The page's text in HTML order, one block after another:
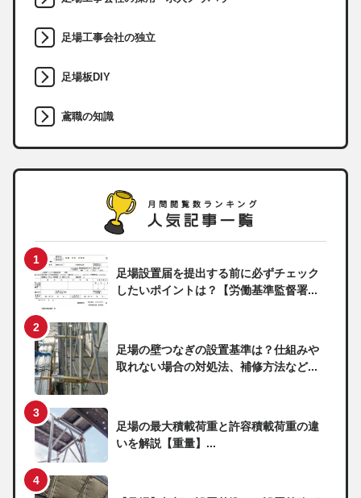
足場工事会社の独立
足場板DIY
鳶職の知識
足場設置届を提出する前に必ずチェック
したいポイントは？【労働基準監督署...
足場の壁つなぎの設置基準は？仕組みや
取れない場合の対処法、補修方法など...
足場の最大積載荷重と許容積載荷重の違
いを解説【重量】...